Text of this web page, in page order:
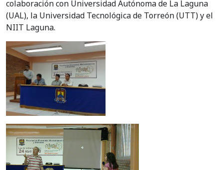
colaboración con Universidad Autónoma de La Laguna
(UAL), la Universidad Tecnológica de Torreón (UTT) y el
NIIT Laguna.